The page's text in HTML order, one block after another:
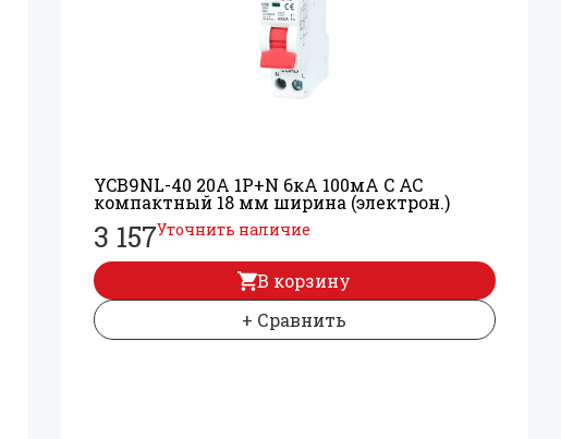
YCB9NL-40 20А 1P+N 6кА 100мА C AC
компактный 18 мм ширина (электрон.)
3 157Уточнить наличие
В корзину
+ Сравнить